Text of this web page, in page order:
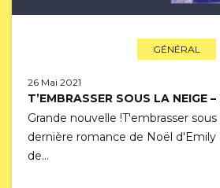
GÉNÉRAL
26 Mai 2021
T’EMBRASSER SOUS LA NEIGE
Grande nouvelle !T'embrasser sous
dernière romance de Noël d'Emily
de…